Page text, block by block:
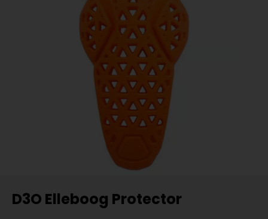
D3O Elleboog Protector